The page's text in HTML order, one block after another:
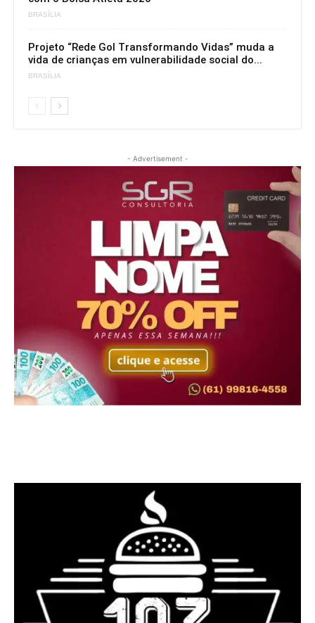
BRASÍLIA
Projeto “Rede Gol Transformando Vidas” muda a
vida de crianças em vulnerabilidade social do...
BRASÍLIA
- Advertisement -